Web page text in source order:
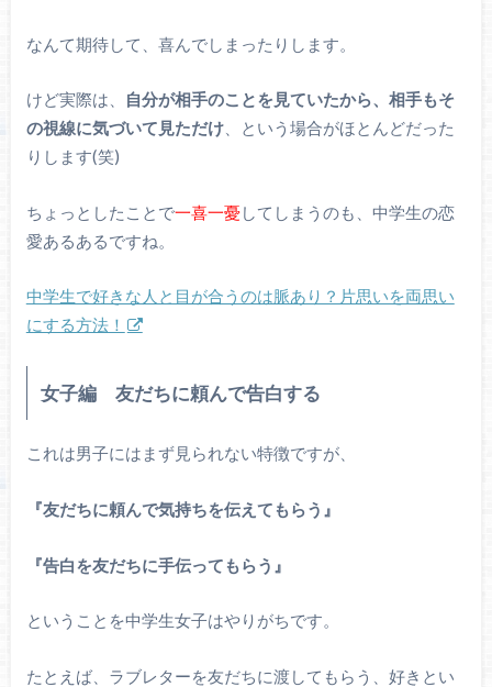
なんて期待して、喜んでしまったりします。
けど実際は、
自分が相手のことを見ていたから、相手もそ
の視線に気づいて見ただけ、という場合がほとんどだった
りします(笑)
ちょっとしたことで一喜一憂してしまうのも、中学生の恋
愛あるあるですね。
中学生で好きな人と目が合うのは脈あり？片思いを両思い
にする方法！
女子編 友だちに頼んで告白する
これは男子にはまず見られない特徴ですが、
『友だちに頼んで気持ちを伝えてもらう』
『告白を友だちに手伝ってもらう』
ということを中学生女子はやりがちです。
たとえば、ラブレターを友だちに渡してもらう、好きとい